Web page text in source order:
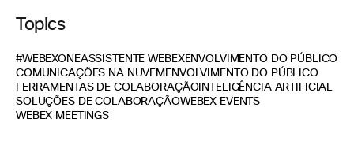
Topics
#WEBEXONEASSISTENTE WEBEXENVOLVIMENTO DO PÚBLICO
COMUNICAÇÕES NA NUVEM ENVOLVIMENTO DO PÚBLICO
FERRAMENTAS DE COLABORAÇÃOINTELIGÊNCIA ARTIFICIAL
SOLUÇÕES DE COLABORAÇÃOWEBEX EVENTS
WEBEX MEETINGS